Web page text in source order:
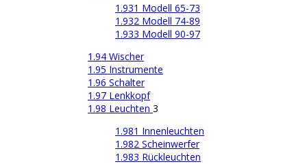
1.931 Modell 65-73
1.932 Modell 74-89
1.933 Modell 90-97
1.94 Wischer
1.95 Instrumente
1.96 Schalter
1.97 Lenkkopf
1.98 Leuchten 3
1.981 Innenleuchten
1.982 Scheinwerfer
1.983 Rückleuchten